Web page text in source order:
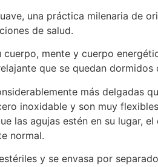
una práctica milenaria de
de salud.
cuerpo, mente y cuerpo
que se quedan
más delgadas
inoxidable y son muy
las agujas estén en su lugar,
normal.
y se envasa por